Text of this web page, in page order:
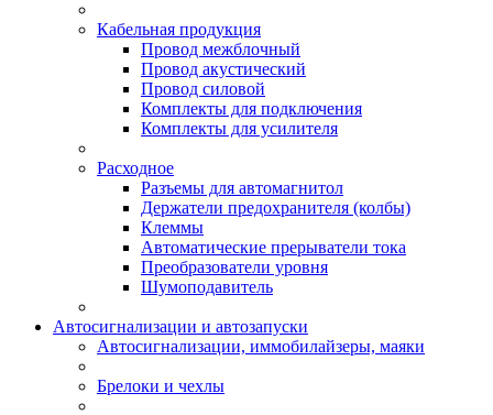
Кабельная продукция
Провод межблочный
Провод акустический
Провод силовой
Комплекты для подключения
Комплекты для усилителя
Расходное
Разъемы для автомагнитол
Держатели предохранителя (колбы)
Клеммы
Автоматические прерыватели тока
Преобразователи уровня
Шумоподавитель
Автосигнализации и автозапуски
Автосигнализации, иммобилайзеры, маяки
Брелоки и чехлы